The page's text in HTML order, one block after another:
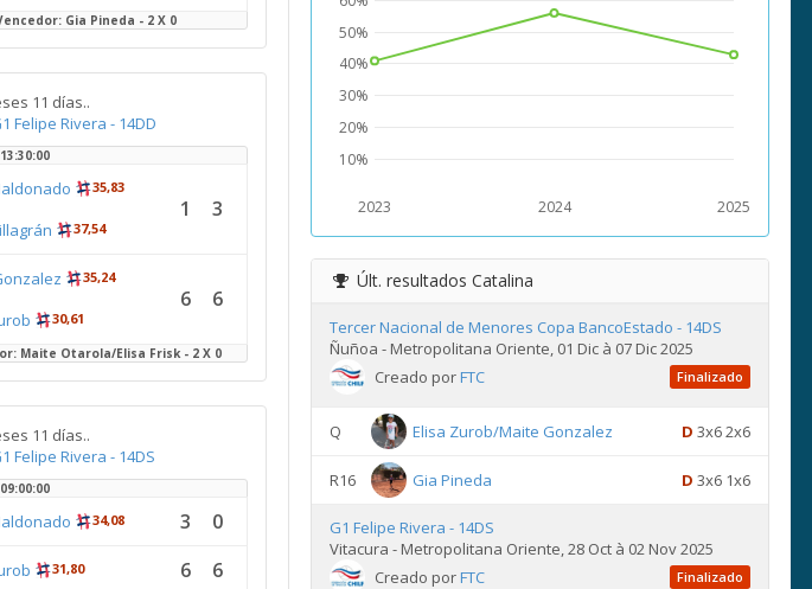
Gia Pineda - 2 X 0
11 días..
Felipe Rivera - 14DD
35,83
37,54
1 3
35,24
30,61
6 6
Maite Otarola/Elisa Frisk - 2 X 0
11 días..
Felipe Rivera - 14DS
34,08 3 0
31,80 6 6
2023 2024 2025
10%
20%
30%
40%
50%
Últ. resultados Catalina
Tercer Nacional de Menores Copa BancoEstado - 14DS
Ñuñoa - Metropolitana Oriente, 01 Dic à 07 Dic 2025
Creado porFTC Finalizado
Q Elisa Zurob/Maite Gonzalez D 3x6 2x6
R16 Gia Pineda D 3x6 1x6
G1 Felipe Rivera - 14DS
Vitacura - Metropolitana Oriente, 28 Oct à 02 Nov 2025
Creado porFTC Finalizado